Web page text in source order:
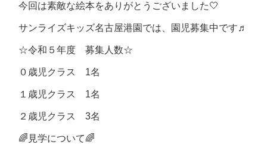
今回は素敵な絵本をありがとうございました🤍
サンライズキッズ名古屋港園では、園児募集中です♬
☆令和５年度 募集人数☆
０歳児クラス 1名
１歳児クラス 1名
２歳児クラス3名
🌈 見学について🌈